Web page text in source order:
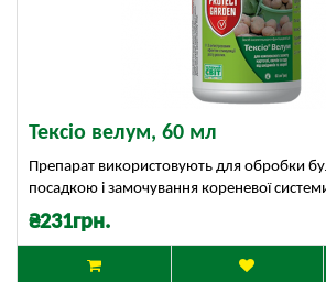
Тексіо велум, 60 мл
Препарат використовують для обробки
посадкою і замочування кореневої
₴231грн.